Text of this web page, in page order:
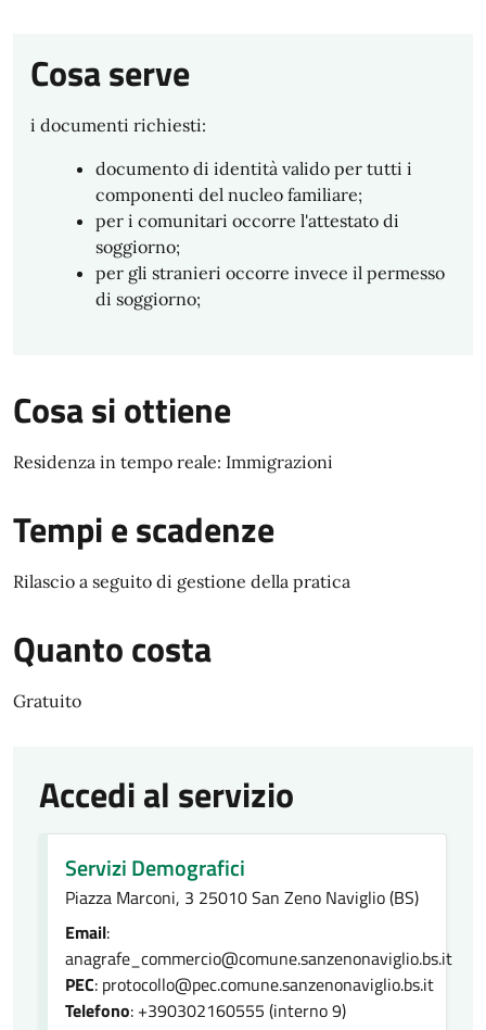
Cosa serve
i documenti richiesti:
documento di identità valido per tutti i
componenti del nucleo familiare;
per i comunitari occorre l'attestato di
soggiorno;
per gli stranieri occorre invece il permesso
di soggiorno;
Cosa si ottiene
Residenza in tempo reale: Immigrazioni
Tempi e scadenze
Rilascio a seguito di gestione della pratica
Quanto costa
Gratuito
Accedi al servizio
Servizi Demografici
Piazza Marconi, 3 25010 San Zeno Naviglio (BS)
Email:
anagrafe_commercio@comune.sanzenonaviglio.bs.it
PEC: protocollo@pec.comune.sanzenonaviglio.bs.it
Telefono: +390302160555 (interno 9)